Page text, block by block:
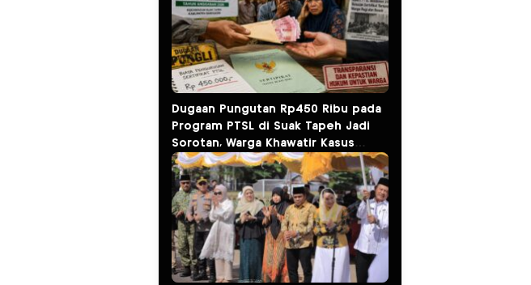
Dugaan Pungutan Rp450 Ribu pada
Program PTSL di Suak Tapeh Jadi
Sorotan, Warga Khawatir Kasus
Sembawa Terulang